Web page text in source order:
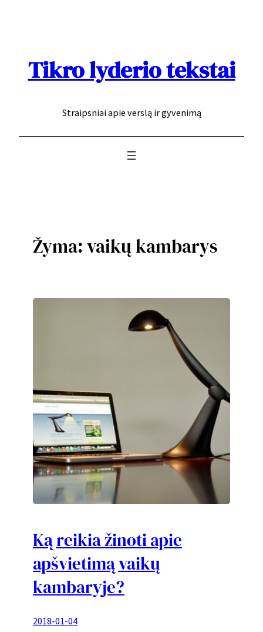
Tikro lyderio tekstai
Straipsniai apie verslą ir gyvenimą
Žyma:vaikų kambarys
Ką reikia žinoti apie
apšvietimą vaikų
kambaryje?
2018-01-04